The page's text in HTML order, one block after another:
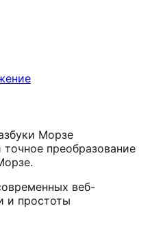
Морзе
преобразование
веб-
и простоты